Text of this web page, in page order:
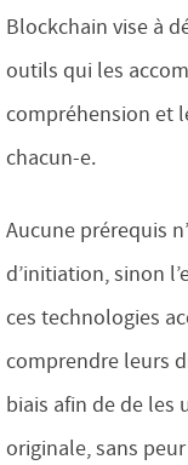
Blockchain vise à
outils qui les
compréhension et
chacun-e.
Aucune prérequis
d’initiation, sinon
ces technologies
comprendre leurs
biais afin de de les
originale, sans